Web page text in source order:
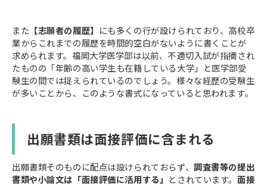
また 【志願者の履歴】 にも多くの行が設けられており、高校卒
業からこれまでの履歴を時間的空白がないように書くことが
求められます。福岡大学医学部は以前、不適切入試が指摘され
たものの「年齢の高い学生も在籍している大学」と医学部受
験生の間では捉えられているのでしょう。様々な経歴の受験生
が多いことから、このような書式になっていると思われます。
出願書類は面接評価に含まれる
出願書類そのものに配点は設けられておらず、調査書等の提出
書類や小論文は「面接評価に活用する」 とされています。 面接